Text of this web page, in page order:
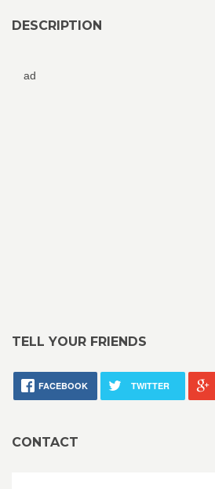
DESCRIPTION
ad
TELL YOUR FRIENDS
FACEBOOK TWITTER
CONTACT